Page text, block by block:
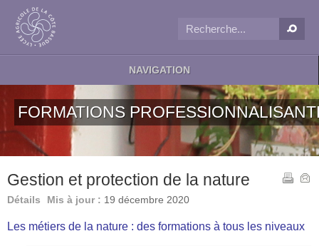
NAVIGATION
FORMATIONS
Gestion et protection de la nature
Détails Mis à jour : 19 décembre 2020
Les métiers de la nature : des formations à tous les niveaux